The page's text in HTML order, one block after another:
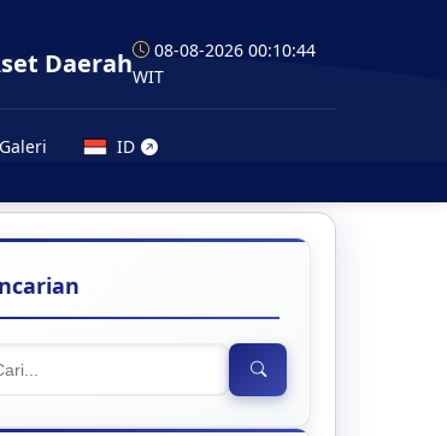
Daerah
08-08-2026 00:10:45
WIT
Galeri ID